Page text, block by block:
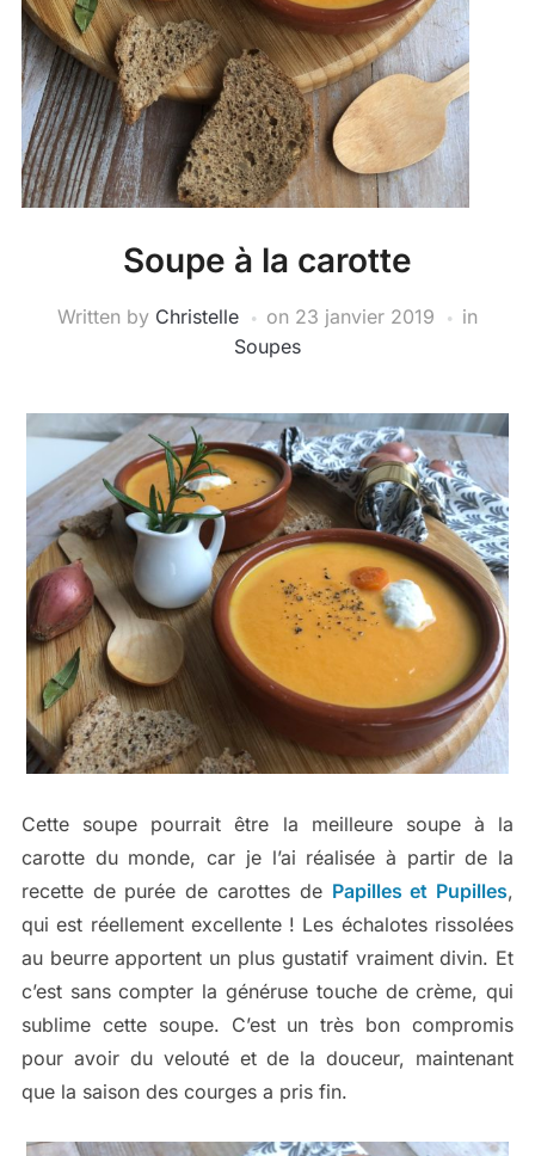
Soupe à la carotte
Written by Christelle on 23 janvier 2019
in
Soupes
Cette soupe pourrait être la meilleure soupe à la
carotte du monde, car je l’ai réalisée à partir de la
recette de purée de carottes de Papilles et Pupilles,
qui est réellement excellente ! Les échalotes rissolées
au beurre apportent un plus gustatif vraiment divin. Et
c’est sans compter la généruse touche de crème, qui
sublime cette soupe. C’est un très bon compromis
pour avoir du velouté et de la douceur, maintenant
que la saison des courges a pris fin.